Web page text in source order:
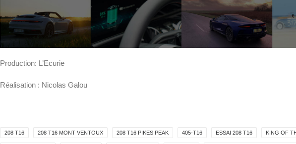
Production: L’Ecurie
Réalisation : Nicolas Galou
208 T16 208 T16 MONT VENTOUX 208 T16 PIKES PEAK 405-T16 ESSAI 208 T16 KING OF